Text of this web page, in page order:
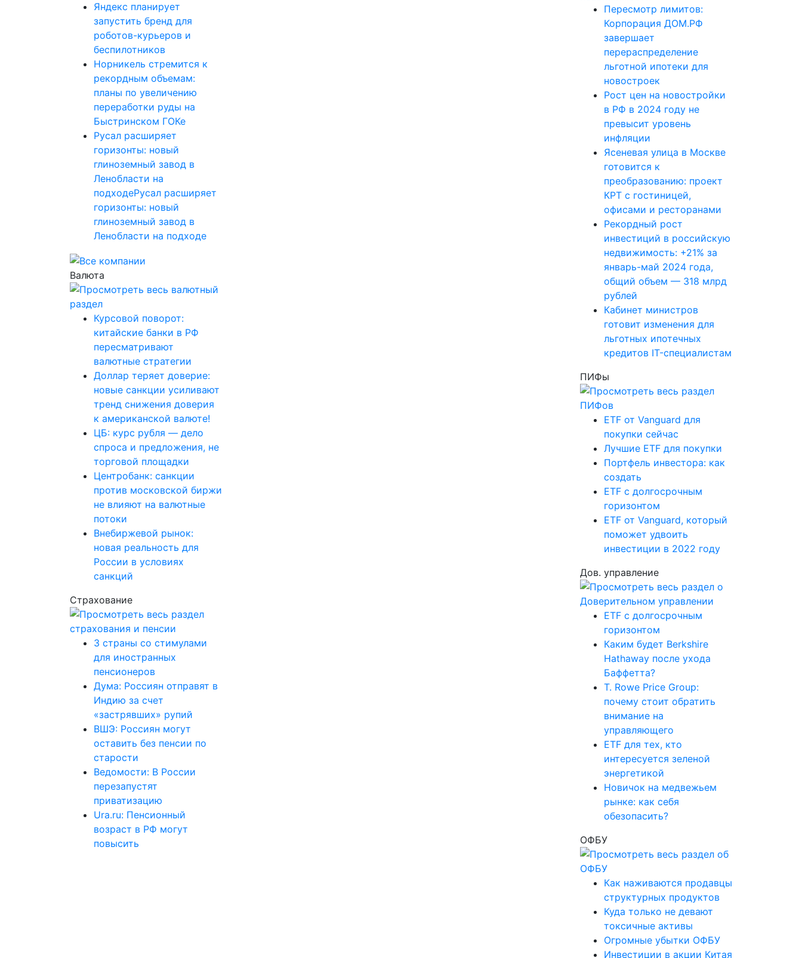
Яндекс планирует
запустить бренд для
роботов-курьеров и
беспилотников
Норникель стремится к
рекордным объемам:
планы по увеличению
переработки руды на
Быстринском ГОКе
Русал расширяет
горизонты: новый
глиноземный завод в
Ленобласти на
подходеРусал расширяет
горизонты: новый
глиноземный завод в
Ленобласти на подходе
Валюта
Курсовой поворот:
китайские банки в РФ
пересматривают
валютные стратегии
Доллар теряет доверие:
новые санкции усиливают
тренд снижения доверия
к американской валюте!
ЦБ: курс рубля — дело
спроса и предложения, не
торговой площадки
Центробанк: санкции
против московской биржи
не влияют на валютные
потоки
Внебиржевой рынок:
новая реальность для
России в условиях
санкций
Страхование
3 страны со стимулами
для иностранных
пенсионеров
Дума: Россиян отправят в
Индию за счет
«застрявших» рупий
ВШЭ: Россиян могут
оставить без пенсии по
старости
Ведомости: В России
перезапустят
приватизацию
Ura.ru: Пенсионный
возраст в РФ могут
повысить
Пересмотр лимитов:
Корпорация ДОМ.РФ
завершает
перераспределение
льготной ипотеки для
новостроек
Рост цен на новостройки
в РФ в 2024 году не
превысит уровень
инфляции
Ясеневая улица в Москве
готовится к
преобразованию: проект
КРТ с гостиницей,
офисами и ресторанами
Рекордный рост
инвестиций в российскую
недвижимость: +21% за
январь-май 2024 года,
общий объем — 318 млрд
рублей
Кабинет министров
готовит изменения для
льготных ипотечных
кредитов IT-специалистам
ПИФы
ETF от Vanguard для
покупки сейчас
Лучшие ETF для покупки
Портфель инвестора: как
создать
ETF с долгосрочным
горизонтом
ETF от Vanguard, который
поможет удвоить
инвестиции в 2022 году
Дов. управление
ETF с долгосрочным
горизонтом
Каким будет Berkshire
Hathaway после ухода
Баффетта?
T. Rowe Price Group:
почему стоит обратить
внимание на
управляющего
ETF для тех, кто
интересуется зеленой
энергетикой
Новичок на медвежьем
рынке: как себя
обезопасить?
ОФБУ
Как наживаются продавцы
структурных продуктов
Куда только не девают
токсичные активы
Огромные убытки ОФБУ
Инвестиции в акции Китая